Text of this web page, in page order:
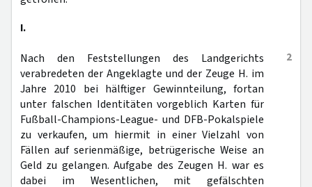
I.
2
Nach den Feststellungen des Landgerichts
verabredeten der Angeklagte und der Zeuge H. im
Jahre 2010 bei hälftiger Gewinnteilung, fortan
unter falschen Identitäten vorgeblich Karten für
Fußball-Champions-League- und DFB-Pokalspiele
zu verkaufen, um hiermit in einer Vielzahl von
Fällen auf serienmäßige, betrügerische Weise an
Geld zu gelangen. Aufgabe des Zeugen H. war es
dabei im Wesentlichen, mit gefälschten